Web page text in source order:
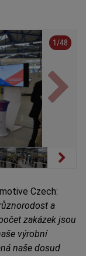
1/48
Next
Czech:
a
zakázek jsou
výrobní
naše dosud